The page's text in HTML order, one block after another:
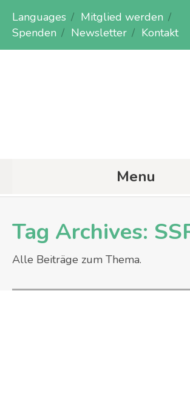
Languages
Mitglied werden
Spenden
Newsletter Kontakt
Menu
Tag Archives:
Alle Beiträge zum Thema.